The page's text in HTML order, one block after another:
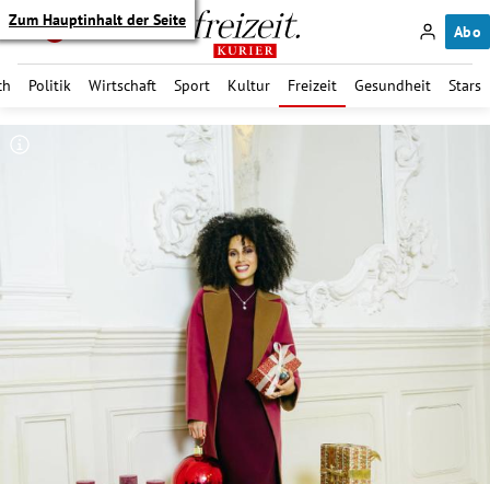
Zum Hauptinhalt der Seite
Abo
Politik Wirtschaft Sport Kultur Freizeit Gesundheit Stars